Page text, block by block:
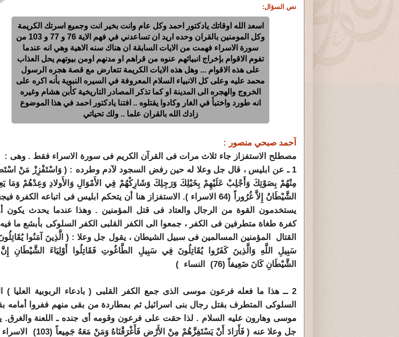
نص السؤال:
اسعد الله اوقاتك يادكتور احمد وكل عام وانت بخير انت وجميع اسرتك الكريمة
وكل المومنين بالقران وحده اريد ان تساعدني في فهم الاية 76 و 77 و 103 من
سورة الاسراء فهمت من الايات السابقة ان هناك سنه الاهية وهي انه عندما
تفوم الاقوام بإخراج انبيائهم عنوه من قراهم او مدنهم اومن بيوتهم يحل العذاب
على هذه الاقوام ... وهل هذه الايات الكريمة تتعارض مع قصة هجره الرسول
محمد عليه وعلى كل الانبياء السلام المعروفة في السيره النبوية بأنه اكره على
الخروج والهجره الى المدينة او كما تذكر المصادر التاريخية كأبن هشام وغيره
انه طورد واختبأ في الغار وكادوا يقتلوه .. افتنا يادكتور احمد في هذا الموضوع
زادك الله بالقران علما .. ولك تحياتي
آحمد صبحي منصور :
مصطلح الاستفزاز جاء ثلاث مرات فى القرآن الكريم فى سورة الاسراء فقط . وهى :
1 ـ عن ابليس ، قال جل وعلا له حين رفض السجود لآدم وطرده : ( وَاسْتَفْزِزْ مَنْ
مِنْهُمْ بِصَوْتِكَ وَأَجْلِبْ عَلَيْهِمْ بِخَيْلِكَ وَرَجِلِكَ وَشَارِكْهُمْ فِي الأَمْوَالِ وَالأَولادِ وَعِدْهُمْ وَمَا
الشَّيْطَانُ إِلاَّ غُرُوراً (64 الاسراء ). الاستفزاز هنا أن يتحكم ابليس فى اتباعه الكفرة
يستخدمون القوة من الرجال والعتاد فى قتل المؤمنين . وهذا عندما يحدث يكون
كفرة طغاة متطرفين فى الكفر ، جمعوا الى الكفر القلبى الكفر السلوكى بأبشع ما
القتال المؤمنين المسالمين فى سبيل الشيطان ، يقول جل وعلا : ( الَّذِينَ آمَنُوا
سَبِيلِ اللَّهِ وَالَّذِينَ كَفَرُوا يُقَاتِلُونَ فِي سَبِيلِ الطَّاغُوتِ فَقَاتِلُوا أَوْلِيَاءَ الشَّيْطَانِ
الشَّيْطَانِ كَانَ ضَعِيفاً (76) النساء )
2 ــ هذا ما فعله فرعون موسى الذى جمع الكفر القلبى ( بادعاء الربوبية العليا )
السلوكى المتطرف بقتل رجال بنى اسرائيل ثم بمطاردة من بقى منهم ففروا أمامه
موسى وهارون عليه السلام . لذا حقت على فرعون وقومه أى جنده ـ اللعنة والغرق.
جل وعلا عنه ( فَأَرَادَ أَنْ يَسْتَفِزَّهُمْ مِنْ الأَرْضِ فَأَغْرَقْنَاهُ وَمَنْ